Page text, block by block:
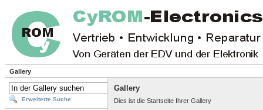
Gallery
Erweiterte Suche
Gallery
Dies ist die Startseite Ihrer Gallery